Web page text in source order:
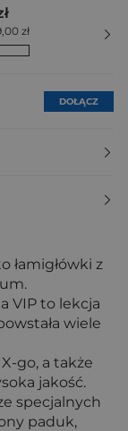
zł
DOŁĄCZ
łamigłówki z
VIP to lekcja
wiele
go, a także
jakość.
specjalnych
paduk,